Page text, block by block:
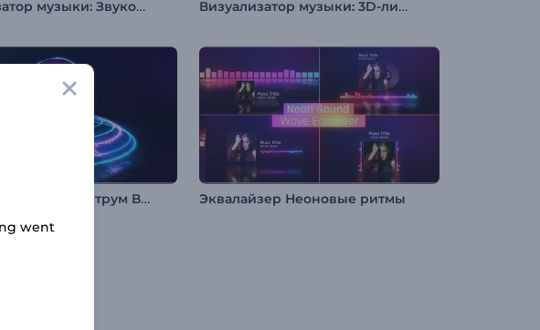
Визуализатор музыки: Звуковой резонанс Визуализатор музыки: 3D-линии
Неоновый Аудио Спектрум Визуализатор Эквалайзер Неоновые ритмы
went